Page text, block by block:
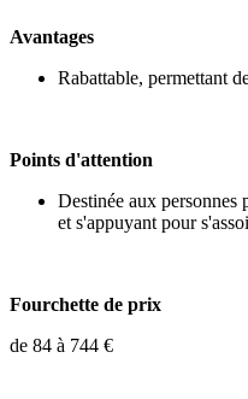
Avantages
Rabattable, permettant
Points d'attention
Destinée aux personnes
et s'appuyant pour
Fourchette de prix
de 84 à 744 €